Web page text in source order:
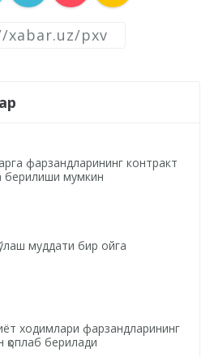
фарзандларининг контракт
берилиши мумкин
муддати бир ойга
ходимлари фарзандларининг
қоплаб берилади